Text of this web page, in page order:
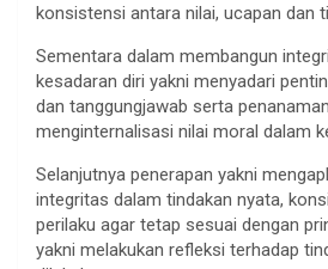
konsistensi antara nilai, ucapan dan
Sementara dalam membangun
kesadaran diri yakni menyadari
dan tanggungjawab serta
menginternalisasi nilai moral dalam
Selanjutnya penerapan yakni
integritas dalam tindakan nyata,
perilaku agar tetap sesuai dengan
yakni melakukan refleksi terhadap